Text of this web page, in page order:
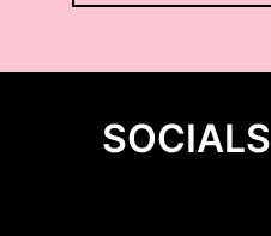
u
a
SOCIALS